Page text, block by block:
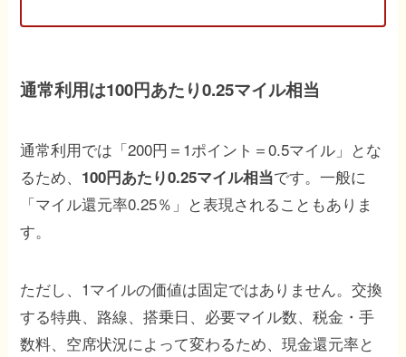
通常利用は100円あたり0.25マイル相当
通常利用では「200円＝1ポイント＝0.5マイル」とな
るため、 100円あたり0.25マイル相当です。一般に
「マイル還元率0.25％」と表現されることもありま
す。
ただし、1マイルの価値は固定ではありません。交換
する特典、路線、搭乗日、必要マイル数、税金・手
数料、空席状況によって変わるため、現金還元率と